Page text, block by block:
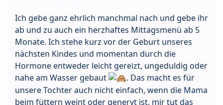
Ich gebe ganz ehrlich manchmal nach und gebe ihr
ab und zu auch ein herzhaftes Mittagsmenü ab 5
Monate. Ich stehe kurz vor der Geburt unseres
nächsten Kindes und momentan durch die
Hormone entweder leicht gereizt, ungeduldig oder
nahe am Wasser gebaut
. Das macht es für
unsere Tochter auch nicht einfach, wenn die Mama
beim füttern weint oder genervt ist, mir tut das